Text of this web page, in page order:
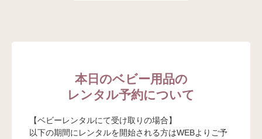
本日のベビー用品の
レンタル予約について
【ベビーレンタルにて受け取りの場合】
以下の期間にレンタルを開始される方はWEBよりご予